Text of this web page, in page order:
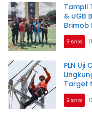
Tampil
& UGB
Brimob
Bisnis
PLN Uji
Target
Bisnis